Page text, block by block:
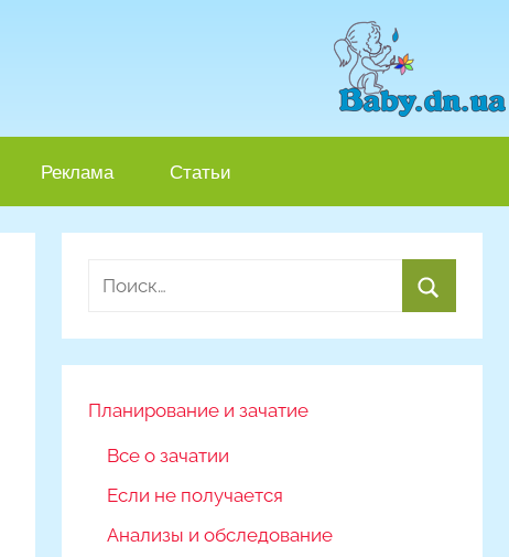
Реклама Статьи
Найти:
Планирование и зачатие
Все о зачатии
Если не получается
Анализы и обследование